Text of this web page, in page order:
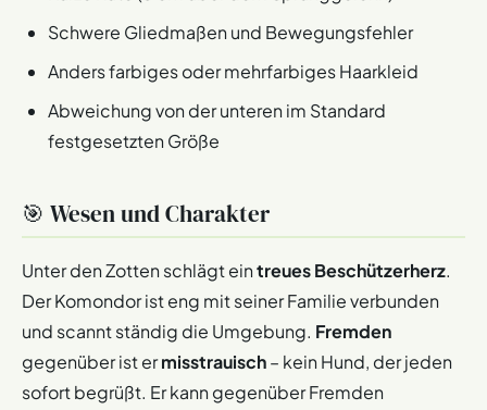
Schwere Gliedmaßen und Bewegungsfehler
Anders farbiges oder mehrfarbiges Haarkleid
Abweichung von der unteren im Standard
festgesetzten Größe
🎯 Wesen und Charakter
Unter den Zotten schlägt eintreues Beschützerherz.
Der Komondor ist eng mit seiner Familie verbunden
und scannt ständig die Umgebung. Fremden
gegenüber ist ermisstrauisch– kein Hund, der jeden
sofort begrüßt. Er kann gegenüber Fremden